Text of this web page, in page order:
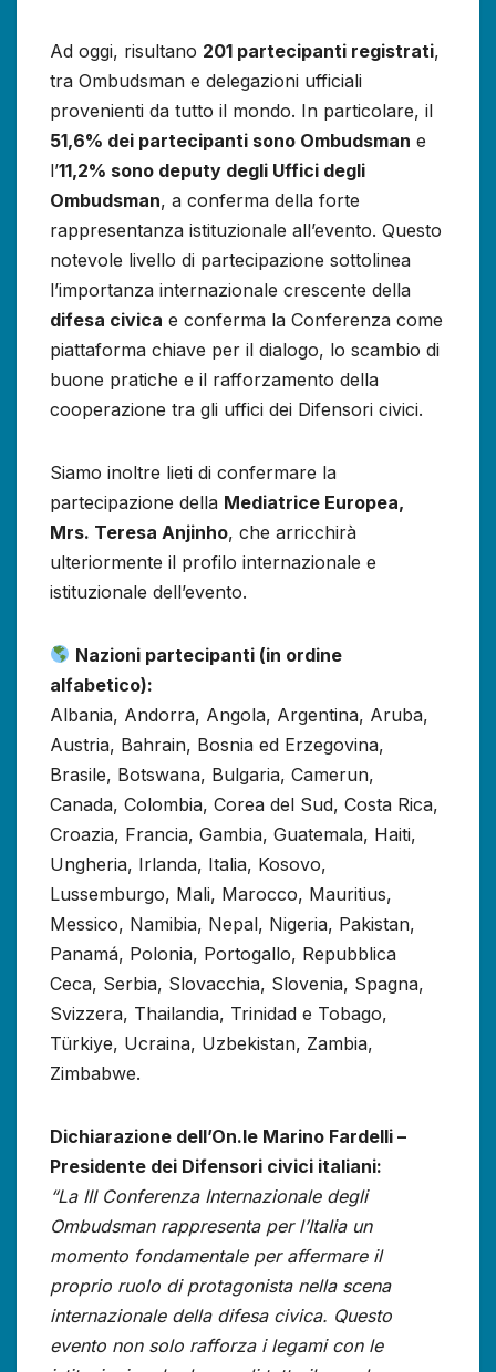
Ad oggi, risultano 201 partecipanti registrati,
tra Ombudsman e delegazioni ufficiali
provenienti da tutto il mondo. In particolare, il
51,6% dei partecipanti sono Ombudsman e
l’11,2% sono deputy degli Uffici degli
Ombudsman, a conferma della forte
rappresentanza istituzionale all’evento. Questo
notevole livello di partecipazione sottolinea
l’importanza internazionale crescente della
difesa civica e conferma la Conferenza come
piattaforma chiave per il dialogo, lo scambio di
buone pratiche e il rafforzamento della
cooperazione tra gli uffici dei Difensori civici.
Siamo inoltre lieti di confermare la
partecipazione della Mediatrice Europea,
Mrs. Teresa Anjinho, che arricchirà
ulteriormente il profilo internazionale e
istituzionale dell’evento.
Nazioni partecipanti (in ordine
alfabetico):
Albania, Andorra, Angola, Argentina, Aruba,
Austria, Bahrain, Bosnia ed Erzegovina,
Brasile, Botswana, Bulgaria, Camerun,
Canada, Colombia, Corea del Sud, Costa Rica,
Croazia, Francia, Gambia, Guatemala, Haiti,
Ungheria, Irlanda, Italia, Kosovo,
Lussemburgo, Mali, Marocco, Mauritius,
Messico, Namibia, Nepal, Nigeria, Pakistan,
Panamá, Polonia, Portogallo, Repubblica
Ceca, Serbia, Slovacchia, Slovenia, Spagna,
Svizzera, Thailandia, Trinidad e Tobago,
Türkiye, Ucraina, Uzbekistan, Zambia,
Zimbabwe.
Dichiarazione dell’On.le Marino Fardelli –
Presidente dei Difensori civici italiani:
“La III Conferenza Internazionale degli
Ombudsman rappresenta per l’Italia un
momento fondamentale per affermare il
proprio ruolo di protagonista nella scena
internazionale della difesa civica. Questo
evento non solo rafforza i legami con le